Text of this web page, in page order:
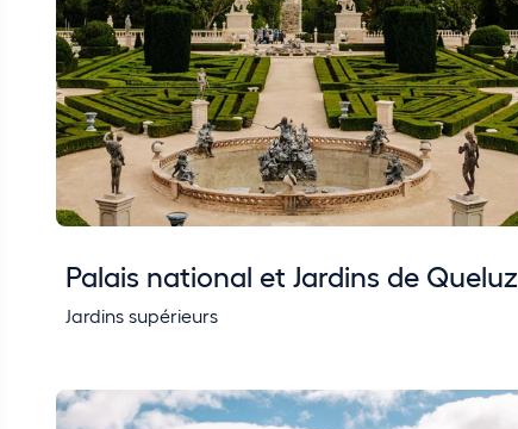
Palais national et Jardins de Queluz
Jardins supérieurs